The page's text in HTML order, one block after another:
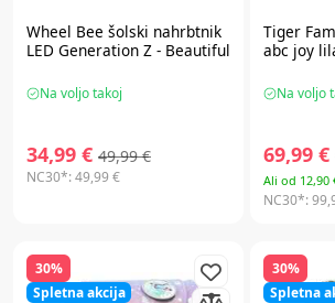
Wheel Bee šolski nahrbtnik
LED Generation Z - Beautiful
Na voljo takoj
34,99 € 49,99 €
NC30*:49,99 €
Tiger
abc joy
Na voljo
69,99 €
Ali od 12,90
NC30*:
30%
Spletna akcija
30%
Spletna